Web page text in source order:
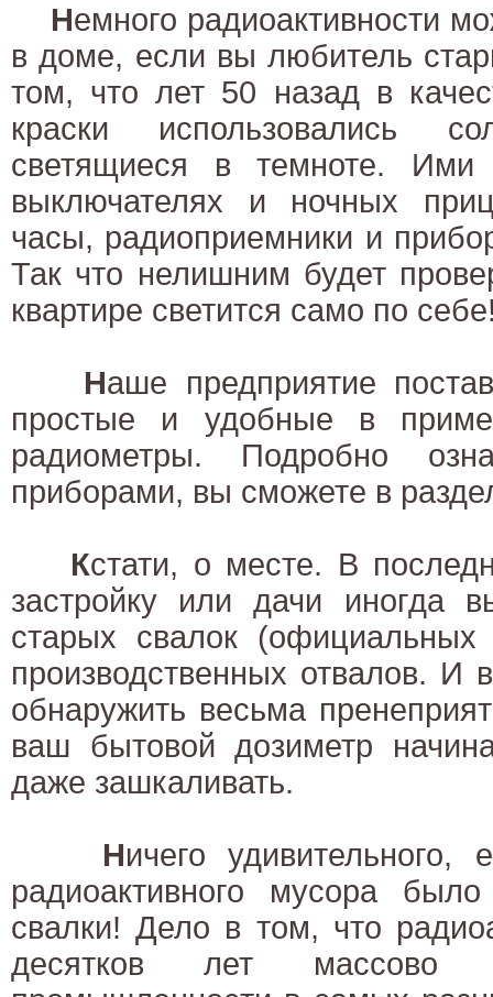
Немного радиоактивности
в доме, если вы любитель
том, что лет 50 назад в
краски использовались
светящиеся в темноте. Ими
выключателях и ночных
часы, радиоприемники и
Так что нелишним будет
квартире светится само по
Наше предприятие
простые и удобные в
радиометры. Подробно
приборами, вы сможете в
Кстати, о месте. В
застройку или дачи иногда
старых свалок
производственных отвалов. И
обнаружить весьма
ваш бытовой дозиметр
даже зашкаливать.
Ничего удивительного,
радиоактивного мусора
свалки! Дело в том, что
десятков лет массово